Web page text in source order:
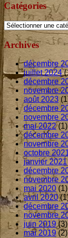
Catégories
Catégories
Archives
décembre
juillet 2024
décembre
novembre
août 2023
décembre
novembre
mai 2022(1)
décembre
novembre
octobre
janvier 2021
décembre
novembre
mai 2020 (1)
avril 2020
décembre
novembre
juin 2019(3)
mai 2019(2)